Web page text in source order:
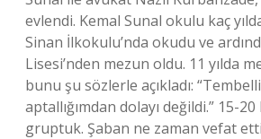
evlendi. Kemal Sunal okulu kaç
Sinan İlkokulu’nda okudu ve
Lisesi’nden mezun oldu. 11 yılda
bunu şu sözlerle açıkladı:
aptallığımdan dolayı değildi.” 15-
gruptuk. Şaban ne zaman vefat